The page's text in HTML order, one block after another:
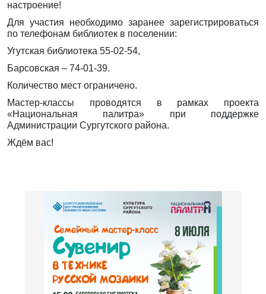
настроение!
Для участия необходимо заранее зарегистрироваться
по телефонам библиотек в поселении:
Угутская библиотека 55-02-54,
Барсовская – 74-01-39.
Количество мест ограничено.
Мастер-классы проводятся в рамках проекта
«Национальная палитра» при поддержке
Администрации Сургутского района.
Ждём вас!